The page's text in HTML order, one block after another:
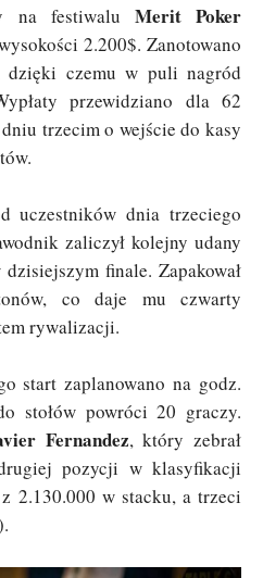
na festiwalu Merit Poker
2.200$. Zanotowano
czemu w puli nagród
przewidziano dla 62
trzecim o wejście do kasy
uczestników dnia trzeciego
zaliczył kolejny udany
finale. Zapakował
co daje mu czwarty
rywalizacji.
start zaplanowano na godz.
stołów powróci 20 graczy.
Fernandez, który zebrał
pozycji w klasyfikacji
z 2.130.000 w stacku, a trzeci